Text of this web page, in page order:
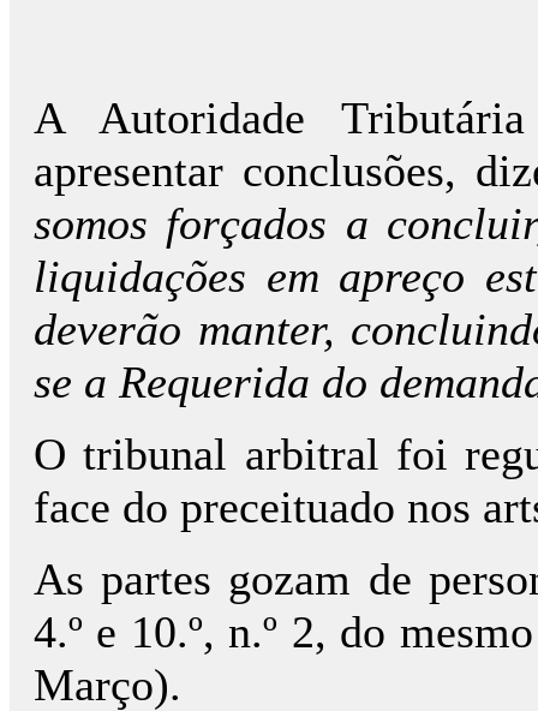
A Autoridade
apresentar conclusões,
somos forçados a
liquidações em apreço
deverão manter,
se a Requerida do
O tribunal arbitral foi
face do preceituado nos
As partes gozam de
4.º e 10.º, n.º 2, do
Março).